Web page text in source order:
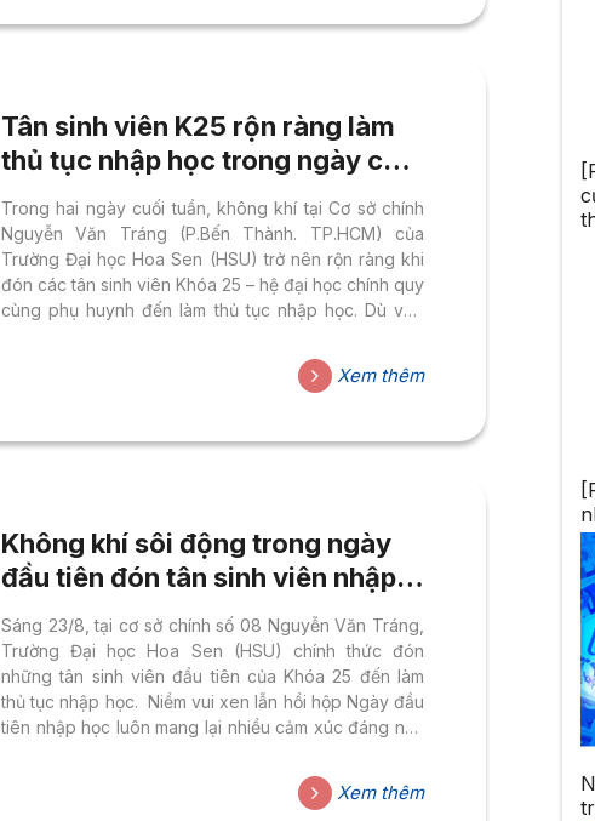
khác biệt so...
Tân sinh viên K25 rộn ràng làm
thủ tục nhập học trong ngày cuối
tuần
Trong hai ngày cuối tuần, không khí tại Cơ sở chính
Nguyễn Văn Tráng (P.Bến Thành. TP.HCM) của
Trường Đại học Hoa Sen (HSU) trở nên rộn ràng khi
đón các tân sinh viên Khóa 25 – hệ đại học chính quy
cùng phụ huynh đến làm thủ tục nhập học. Dù vào
vẫn rất đông, cho thấy tinh thần háo hức và sự
chuẩn bị chu đáo cho chặng đường đại học sắp tới.
diễn ra từ ngày...
Xem thêm
Không khí sôi động trong ngày
đầu tiên đón tân sinh viên nhập
học
Sáng 23/8, tại cơ sở chính số 08 Nguyễn Văn Tráng,
Trường Đại học Hoa Sen (HSU) chính thức đón
những tân sinh viên đầu tiên của Khóa 25 đến làm
thủ tục nhập học. Niềm vui xen lẫn hồi hộp Ngày đầu
tiên nhập học luôn mang lại nhiều cảm xúc đáng nhớ
các tân sinh viên HSU cùng gia đình đã có mặt từ
sớm để hoàn thiện hồ sơ, xác nhận trở thành thành
Xem thêm